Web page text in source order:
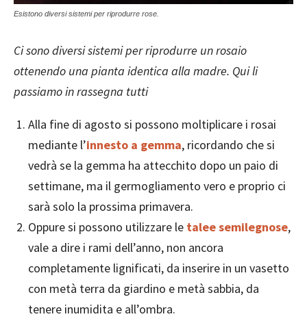
Esistono diversi sistemi per riprodurre rose.
Ci sono diversi sistemi per riprodurre un rosaio
ottenendo una pianta identica alla madre. Qui li
passiamo in rassegna tutti
Alla fine di agosto si possono moltiplicare i rosai
mediante l’innesto a gemma, ricordando che si
vedrà se la gemma ha attecchito dopo un paio di
settimane, ma il germogliamento vero e proprio ci
sarà solo la prossima primavera.
Oppure si possono utilizzare le talee semilegnose,
vale a dire i rami dell’anno, non ancora
completamente lignificati, da inserire in un vasetto
con metà terra da giardino e metà sabbia, da
tenere inumidita e all’ombra.